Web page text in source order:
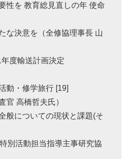
性を 教育総見直しの年 使命
な決意を（全修協理事長 山
度輸送計画決定
動・修学旅行 [19]
官 高橋哲夫氏）
般についての現状と課題(そ
別活動担当指導主事研究協